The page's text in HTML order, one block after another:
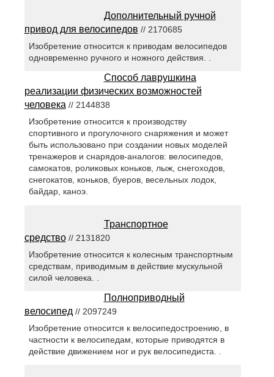
Дополнительный ручной
привод для велосипедов // 2170685
Изобретение относится к приводам велосипедов
одновременно ручного и ножного действия. .
Способ лаврушкина
реализации физических возможностей
человека// 2144838
Изобретение относится к производству
спортивного и прогулочного снаряжения и может
быть использовано при создании новых моделей
тренажеров и снарядов-аналогов: велосипедов,
самокатов, роликовых коньков, лыж, снегоходов,
снегокатов, коньков, буеров, весельных лодок,
байдар, каноэ.
Транспортное
средство// 2131820
Изобретение относится к колесным транспортным
средствам, приводимым в действие мускульной
силой человека. .
Полноприводный
велосипед // 2097249
Изобретение относится к велосипедостроению, в
частности к велосипедам, которые приводятся в
действие движением ног и рук велосипедиста. .